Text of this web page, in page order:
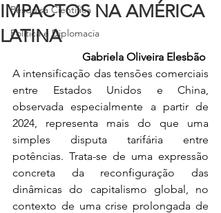
Pesquisa Científica
Política e Diplomacia
IMPACTOS NA AMÉRICA
LATINA
Gabriela Oliveira Elesbão
A intensificação das tensões comerciais
entre Estados Unidos e China,
observada especialmente a partir de
2024, representa mais do que uma
simples disputa tarifária entre
potências. Trata-se de uma expressão
concreta da reconfiguração das
dinâmicas do capitalismo global, no
contexto de uma crise prolongada de